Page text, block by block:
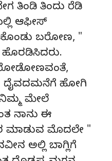
ತಿಂಡಿ ತಿಂದು ರೆಡಿ
ಆಫೀಸ್
ಬರೋಣ, "
ಹೊರಡಿಸಿದರು.
ದೈವದಮನೆಗೆ ಹೋಗಿ
ನಿಮ್ಮ ಮೇಲೆ
ನಾನು ಈ
ಮಾಡುವ ಮೊದಲೇ "
ಅಲ್ಲಿ ಬಾಗ್ಲಿಗೆ